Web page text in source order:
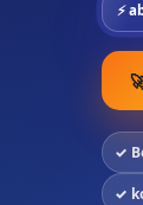
⚡
✓
✓